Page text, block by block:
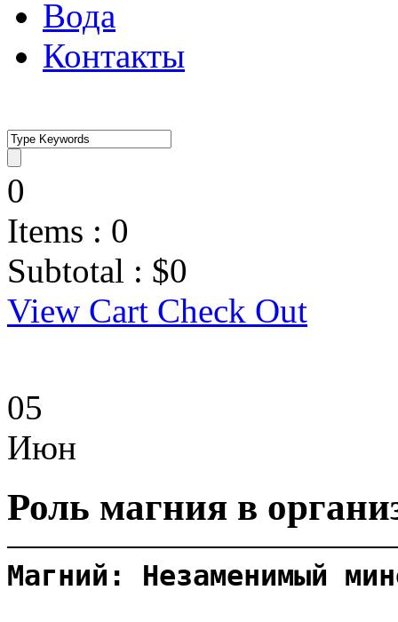
Вода
Контакты
0
Items : 0
Subtotal : $0
View Cart Check Out
05
Июн
Роль магния в
Магний: Незаменимый